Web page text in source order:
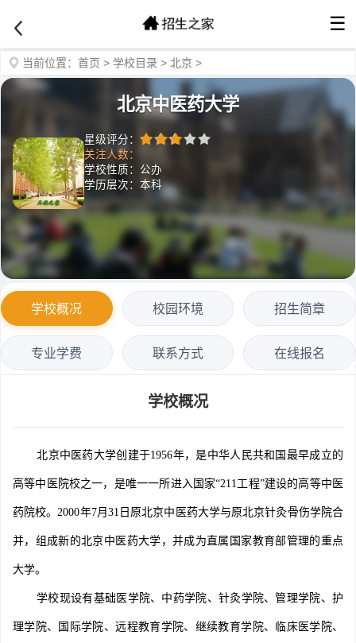
☰
当前位置： 首页 > 学校目录 > 北京 >
北京中医药大学
星级评分：
关注人数：
学校性质：公办
学历层次：本科
学校概况 校园环境 招生简章
专业学费 联系方式 在线报名
学校概况
北京中医药大学创建于1956年，是中华人民共和国最早成立的
高等中医院校之一，是唯一一所进入国家“211工程”建设的高等中医
药院校。2000年7月31日原北京中医药大学与原北京针灸骨伤学院合
并，组成新的北京中医药大学，并成为直属国家教育部管理的重点
大学。
学校现设有基础医学院、中药学院、针灸学院、管理学院、护
理学院、国际学院、远程教育学院、继续教育学院、临床医学院、